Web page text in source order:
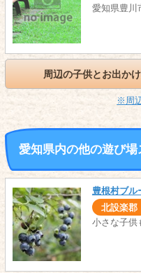
愛知県豊川
周辺の子供とお出か
※周
愛知県内の他の遊び場
豊根村ブル
北設楽郡
小さな子供